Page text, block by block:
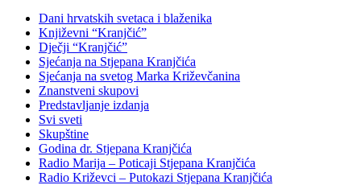
Dani hrvatskih svetaca i blaženika
Književni “Kranjčić”
Dječji “Kranjčić”
Sjećanja na Stjepana Kranjčića
Sjećanja na svetog Marka Križevčanina
Znanstveni skupovi
Predstavljanje izdanja
Svi sveti
Skupštine
Godina dr. Stjepana Kranjčića
Radio Marija – Poticaji Stjepana Kranjčića
Radio Križevci – Putokazi Stjepana Kranjčića